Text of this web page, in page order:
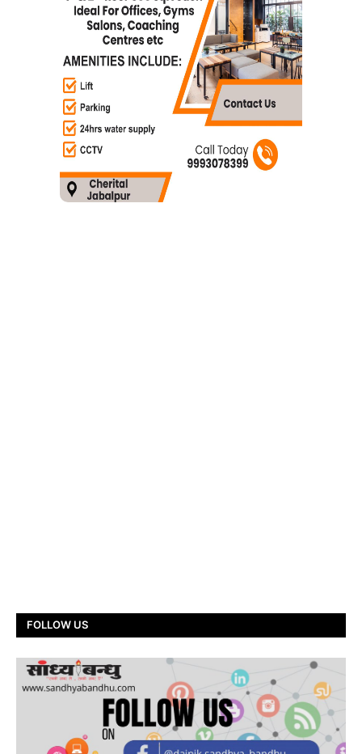
FOLLOW US